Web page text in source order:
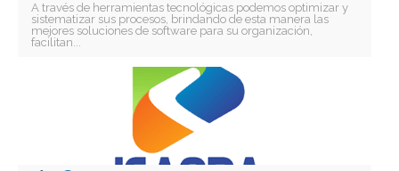
A través de herramientas tecnológicas podemos optimizar y
sistematizar sus procesos, brindando de esta manera las
mejores soluciones de software para su organización,
facilitan...